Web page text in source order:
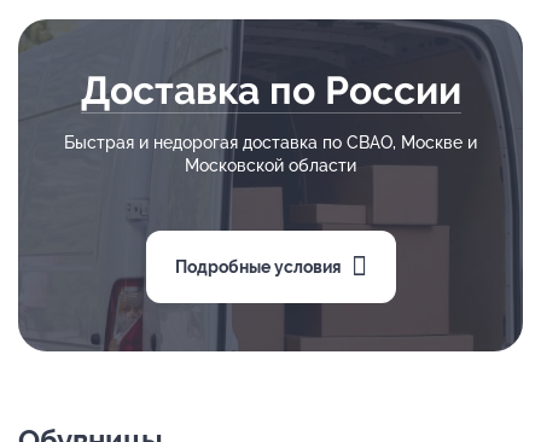
Доставка по России
Быстрая и недорогая доставка по СВАО, Москве и
Московской области
Подробные условия